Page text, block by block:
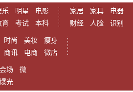
乐 明星
电影
育
考试 本科
家居 家具
电器
财经
人脸 识别
时尚 美妆
瘦身
商讯
电商 微店
场
微
光